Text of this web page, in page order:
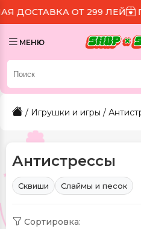
ЛЕЙ ПОДАРКИ К
МЕНЮ
/ Игрушки и игры /
Антистрессы
Сквиши Слаймы и песок
Сортировка: